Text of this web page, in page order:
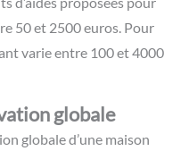
50 et 2500 euros. Pour
varie entre 100 et 4000
globale
globale d’une maison